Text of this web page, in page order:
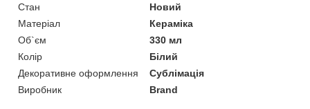
Стан
Новий
Матеріал
Кераміка
Об`єм
330 мл
Колір
Білий
Декоративне оформлення
Сублімація
Виробник
Brand